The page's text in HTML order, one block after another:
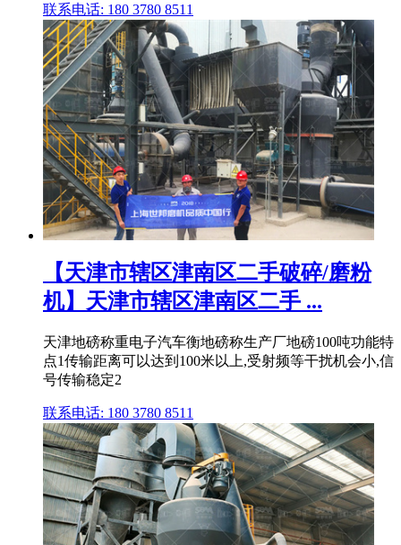
联系电话: 180 3780 8511
【天津市辖区津南区二手破碎/磨粉
机】天津市辖区津南区二手 ...
天津地磅称重电子汽车衡地磅称生产厂地磅100吨功能特
点1传输距离可以达到100米以上,受射频等干扰机会小,信
号传输稳定2
联系电话: 180 3780 8511